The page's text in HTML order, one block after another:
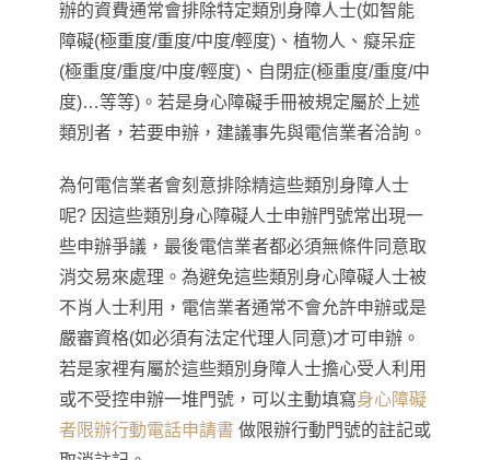
辦的資費通常會排除特定類別身障人士(如智能
障礙(極重度/重度/中度/輕度)、植物人、癡呆症
(極重度/重度/中度/輕度)、自閉症(極重度/重度/中
度)…等等) 。若是身心障礙手冊被規定屬於上述
類別者 ， 若要申辦 ， 建議事先與電信業者洽詢 。
為何電信業者會刻意排除精這些類別身障人士
呢? 因這些類別身心障礙人士申辦門號常出現一
些申辦爭議 ， 最後電信業者都必須無條件同意取
消交易來處理 。為避免這些類別身心障礙人士被
不肖人士利用 ， 電信業者通常不會允許申辦或是
嚴審資格(如必須有法定代理人同意)才可申辦 。
若是家裡有屬於這些類別身障人士擔心受人利用
或不受控申辦一堆門號 ， 可以主動填寫身心障礙
者限辦行動電話申請書 做限辦行動門號的註記或